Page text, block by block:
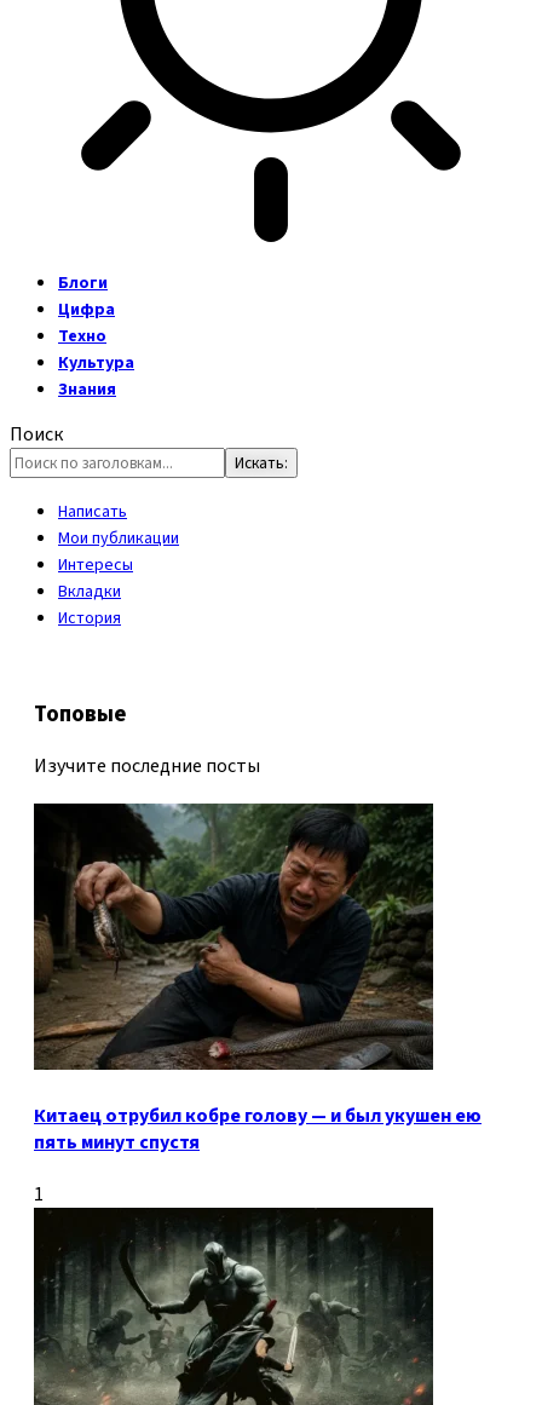
Блоги
Цифра
Техно
Культура
Знания
Поиск
Написать
Мои публикации
Интересы
Вкладки
История
Топовые
Изучите последние посты
Китаец отрубил кобре голову — и был укушен ею
пять минут спустя
1